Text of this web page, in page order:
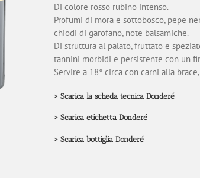
Di colore rosso rubino intenso.
Profumi di mora e sottobosco, pepe
chiodi di garofano, note balsamiche.
Di struttura al palato, fruttato e
tannini morbidi e persistente con un
Servire a 18° circa con carni alla
> Scarica la scheda tecnica Donderé
> Scarica etichetta Donderé
> Scarica bottiglia Donderé